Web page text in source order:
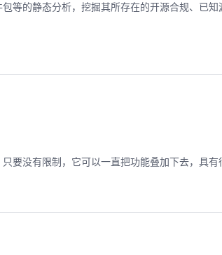
等的静态分析，挖掘其所存在的开源合规、已知
要没有限制，它可以一直把功能叠加下去，具有